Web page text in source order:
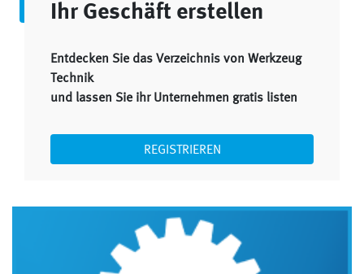
Ihr Geschäft erstellen
Entdecken Sie das Verzeichnis von Werkzeug
Technik
und lassen Sie ihr Unternehmen gratis listen
REGISTRIEREN